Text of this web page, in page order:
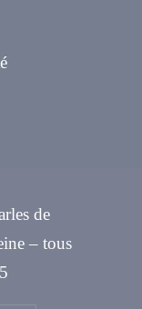
de
– tous